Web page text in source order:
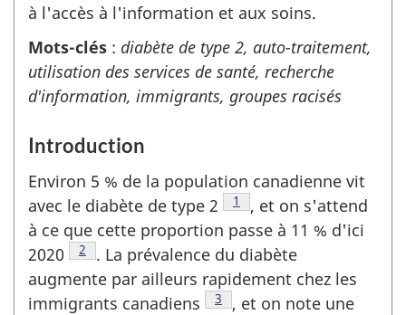
à l'accès à l'information et aux soins.
Mots-clés : diabète de type 2, auto-traitement,
utilisation des services de santé, recherche
d'information, immigrants, groupes racisés
Introduction
Environ 5 % de la population canadienne vit
avec le diabète de type 2
Note de fin due texte
1
, et on s'attend
à ce que cette proportion passe à 11 % d'ici
2020
Note de fin due texte
2
. La prévalence du diabète
augmente par ailleurs rapidement chez les
immigrants canadiens
Note de fin due texte
3
, et on note une